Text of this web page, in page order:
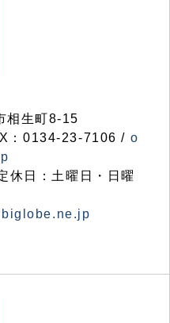
生町8-15
：0134-23-7106 / o
休日：土曜日・日曜